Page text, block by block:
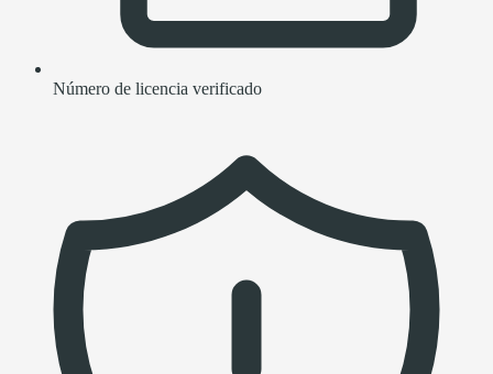
Número de licencia verificado